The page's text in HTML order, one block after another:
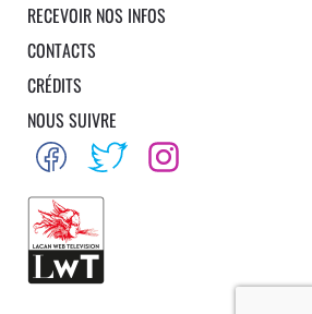
RECEVOIR NOS INFOS
CONTACTS
CRÉDITS
NOUS SUIVRE